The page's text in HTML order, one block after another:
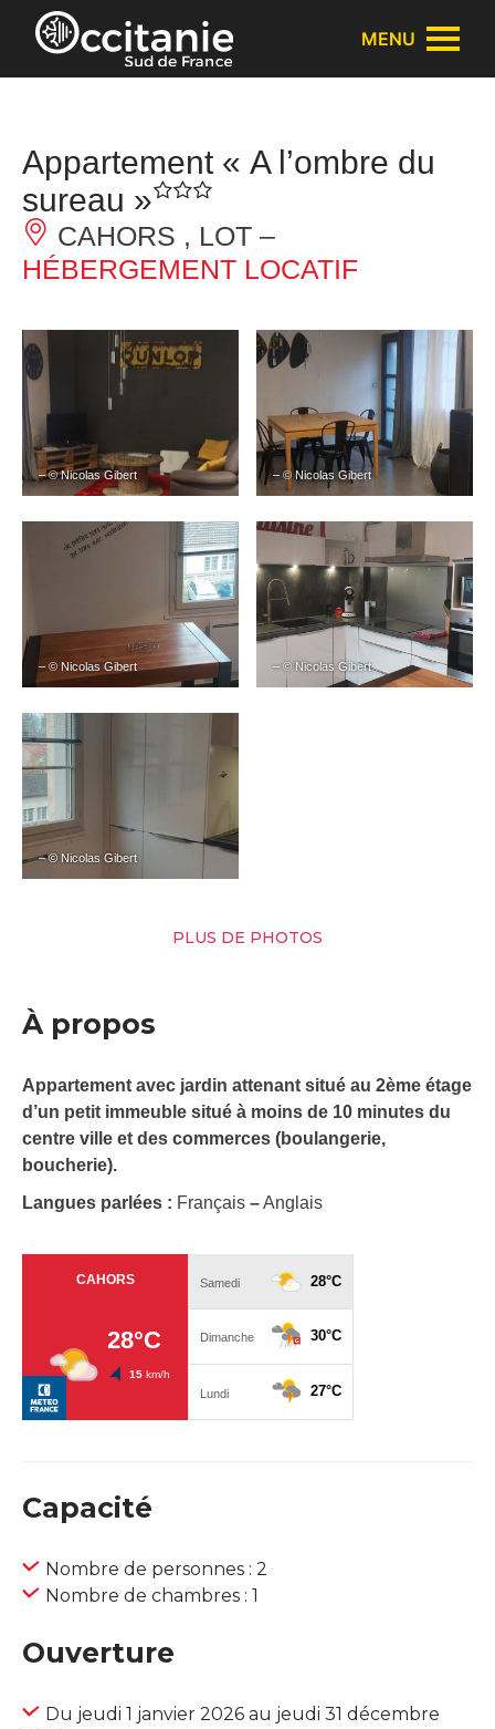
Panneau de gestion des cookies
MENU
Appartement « A l’ombre du
sureau »
CAHORS , LOT –
HÉBERGEMENT LOCATIF
– © Nicolas Gibert – © Nicolas Gibert
– © Nicolas Gibert – © Nicolas Gibert
– © Nicolas Gibert
PLUS DE PHOTOS
À propos
Appartement avec jardin attenant situé au 2ème étage
d’un petit immeuble situé à moins de 10 minutes du
centre ville et des commerces (boulangerie,
boucherie).
Langues parlées : Français –Anglais
Capacité
Nombre de personnes : 2
Nombre de chambres : 1
Ouverture
Du jeudi 1 janvier 2026 au jeudi 31 décembre